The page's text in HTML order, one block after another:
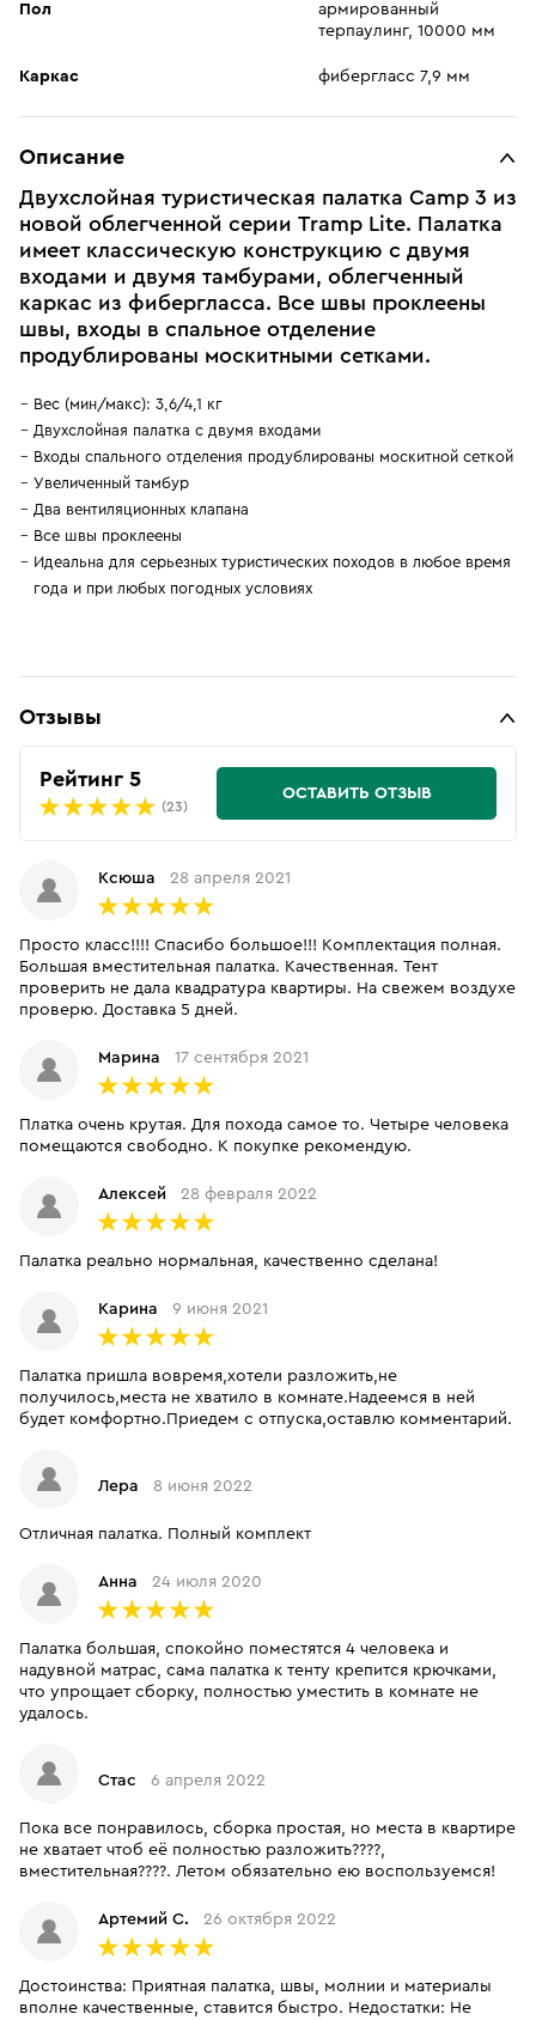
Пол
армированный
терпаулинг, 10000 мм
Каркас фибергласс 7,9 мм
Описание
Двухслойная туристическая палатка Camp 3 из
новой облегченной серии Tramp Lite. Палатка
имеет классическую конструкцию с двумя
входами и двумя тамбурами, облегченный
каркас из фибергласса. Все швы проклеены
швы, входы в спальное отделение
продублированы москитными сетками.
Вес (мин/макс): 3,6/4,1 кг
Двухслойная палатка с двумя входами
Входы спального отделения продублированы москитной сеткой
Увеличенный тамбур
Два вентиляционных клапана
Все швы проклеены
Идеальна для серьезных туристических походов в любое время
года и при любых погодных условиях
Отзывы
Рейтинг 5
(23)
ОСТАВИТЬ ОТЗЫВ
Ксюша 28 апреля 2021
Просто класс!!!! Спасибо большое!!! Комплектация полная.
Большая вместительная палатка. Качественная. Тент
проверить не дала квадратура квартиры. На свежем воздухе
проверю. Доставка 5 дней.
Марина 17 сентября 2021
Платка очень крутая. Для похода самое то. Четыре человека
помещаются свободно. К покупке рекомендую.
Алексей 28 февраля 2022
Палатка реально нормальная, качественно сделана!
Карина 9 июня 2021
Палатка пришла вовремя,хотели разложить,не
получилось,места не хватило в комнате.Надеемся в ней
будет комфортно.Приедем с отпуска,оставлю комментарий.
Лера 8 июня 2022
Отличная палатка. Полный комплект
Анна 24 июля 2020
Палатка большая, спокойно поместятся 4 человека и
надувной матрас, сама палатка к тенту крепится крючками,
что упрощает сборку, полностью уместить в комнате не
удалось.
Стас 6 апреля 2022
Пока все понравилось, сборка простая, но места в квартире
не хватает чтоб её полностью разложить????,
вместительная????. Летом обязательно ею воспользуемся!
Артемий С. 26 октября 2022
Достоинства: Приятная палатка, швы, молнии и материалы
вполне качественные, ставится быстро. Недостатки: Не